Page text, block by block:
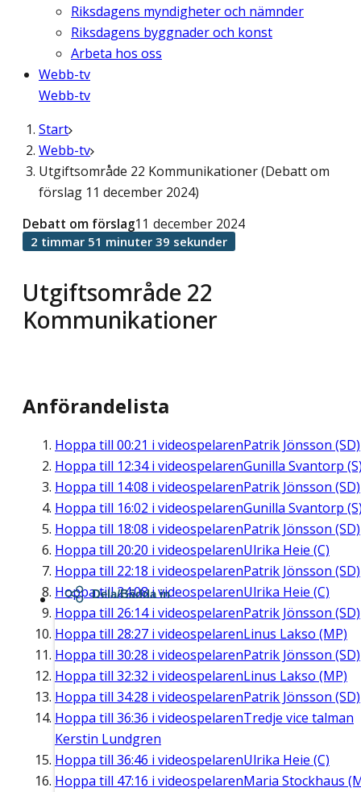
Riksdagens myndigheter och nämnder
Riksdagens byggnader och konst
Arbeta hos oss
Webb-tv
Webb-tv
Start
Webb-tv
Utgiftsområde 22 Kommunikationer (Debatt om
förslag 11 december 2024)
Utgiftsområde 22
Kommunikationer
Debatt om förslag11 december 2024
2 timmar 51 minuter 39 sekunder
Anförandelista
Hoppa till 00:21 i videospelarenPatrik Jönsson (SD)
Hoppa till 12:34i videospelarenGunilla Svantorp
Hoppa till 14:08 i videospelarenPatrik Jönsson (SD)
Hoppa till 16:02 i videospelarenGunilla Svantorp
Hoppa till 18:08 i videospelarenPatrik Jönsson (SD)
Hoppa till 20:20 i videospelarenUlrika Heie (C)
Hoppa till 22:18 i videospelarenPatrik Jönsson (SD)
Hoppa till24:08i videospelarenUlrika Heie (C)
Hoppa till 26:14i videospelarenPatrik Jönsson (SD)
Hoppa till 28:27 i videospelarenLinus Lakso (MP)
Hoppa till 30:28 i videospelarenPatrik Jönsson (SD)
Hoppa till 32:32 i videospelarenLinus Lakso (MP)
Hoppa till 34:28 i videospelarenPatrik Jönsson (SD)
Hoppa till 36:36 i videospelarenTredje vice talman
Kerstin Lundgren
Hoppa till 36:46 i videospelarenUlrika Heie (C)
Hoppa till 47:16 i videospelarenMaria Stockhaus
Dela/Bädda in